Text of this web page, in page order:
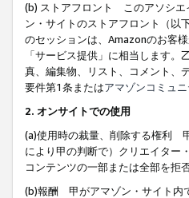
(b) ストアフロント このアソシエ
ン・サイトのストアフロント（以
のセッションは、Amazonのお客
「サービス提供」に相当します
真、編集物、リスト、コメント、
要件第1条またはアマゾンコミュ
2. オンサイトでの使用
(a)使用時の裁量、削除する権利
により甲の判断で）クリエイター
コンテンツの一部または全部を拒
(b)報酬 甲がアマゾン・サイト内